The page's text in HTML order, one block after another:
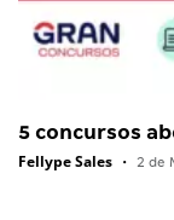
5 concursos
Fellype Sales • 2 de